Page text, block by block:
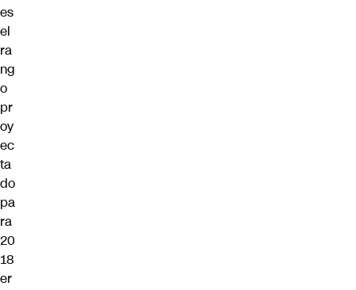
es
el
ra
ng
o
pr
oy
ec
ta
do
pa
ra
20
18
er